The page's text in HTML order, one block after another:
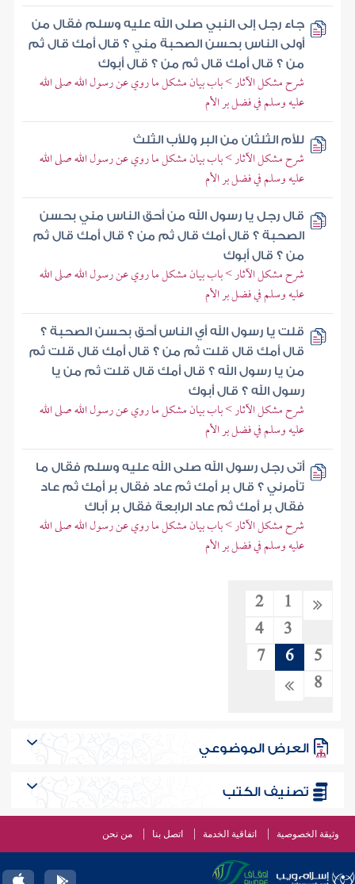
جاء رجل إلى النبي صلى الله عليه وسلم فقال من
أولى الناس بحسن الصحبة مني ؟ قال أمك قال ثم
من ؟ قال أمك قال ثم من ؟ قال أبوك
شرح مشكل الآثار > باب بيان مشكل ما روي عن رسول الله صلى الله
عليه وسلم في فضل بر الأم
للأم الثلثان من البر وللأب الثلث
شرح مشكل الآثار > باب بيان مشكل ما روي عن رسول الله صلى الله
عليه وسلم في فضل بر الأم
قال رجل يا رسول الله من أحق الناس مني بحسن
الصحبة ؟ قال أمك قال ثم من ؟ قال أمك قال ثم
من ؟ قال أبوك
شرح مشكل الآثار > باب بيان مشكل ما روي عن رسول الله صلى الله
عليه وسلم في فضل بر الأم
قلت يا رسول الله أي الناس أحق بحسن الصحبة ؟
قال أمك قال قلت ثم من ؟ قال أمك قال قلت ثم
من يا رسول الله ؟ قال أمك قال قلت ثم من يا
رسول الله ؟ قال أبوك
شرح مشكل الآثار > باب بيان مشكل ما روي عن رسول الله صلى الله
عليه وسلم في فضل بر الأم
أتى رجل رسول الله صلى الله عليه وسلم فقال ما
تأمرني ؟ قال بر أمك ثم عاد فقال بر أمك ثم عاد
فقال بر أمك ثم عاد الرابعة فقال بر أباك
شرح مشكل الآثار > باب بيان مشكل ما روي عن رسول الله صلى الله
عليه وسلم في فضل بر الأم
1
2
3
4
5
6
7
8
العرض الموضوعي
تصنيف الكتب
وثيقة الخصوصية اتفاقية الخدمة اتصل بنا من نحن